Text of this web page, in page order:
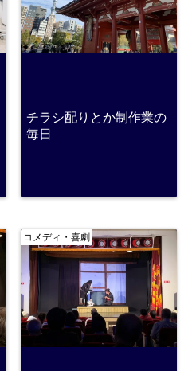
チラシ配りとか制作業の
毎日
コメディ・喜劇